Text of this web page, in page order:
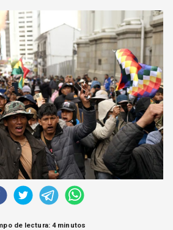
OPINIÓN
RESPONDE
Obrera Revista
CONTACTO
de lectura: 4 minutos